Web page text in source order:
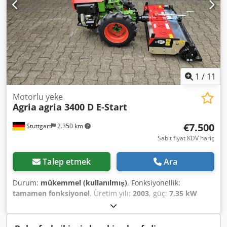
€ // Brüt fiyat 27.900 € - İzleme / test sürüşü mümkün! -
Tüm Türkiye'ye kargo bedeli 400,-€ kargo firması ile! -
Finansman / leasing sizin için bireysel olarak talep
edilebilir
1 / 11
Stuttgart 2.350 km
Motorlu yeke
Agria agria 3400 D E-Start
€7.500
Sabit fiyat KDV hariç
Talep etmek Ara
Durum: mükemmel (kullanılmış), Fonksiyonellik:
tamamen fonksiyonel, Üretim yılı: 2003, güç: 7,35 kW
, vites türü:
Diferansiyel Tek akslı / Ekipman taşıyıcı - 10 HP Yanmar
L100AE dizel motor - 4 ileri + 4 geri vites, yön değiştirici